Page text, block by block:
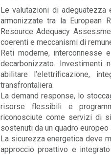
Le valutazioni di
armonizzate tra la European
Resource Adequacy
coerenti e meccanismi di
Reti moderne,
decarbonizzato. Investimenti
abilitare l’elettrificazione,
transfrontaliera.
La demand response, lo
risorse flessibili e
riconosciute come servizi di
sostenuti da un quadro europeo
La sicurezza energetica deve
approccio proattivo e